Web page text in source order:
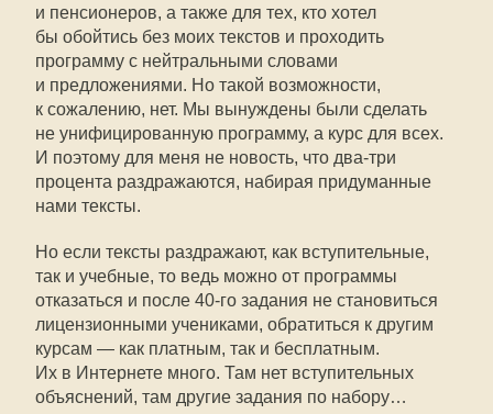
и пенсионеров, а также для тех, кто хотел
бы обойтись без моих текстов и проходить
программу с нейтральными словами
и предложениями. Но такой возможности,
к сожалению, нет. Мы вынуждены были сделать
не унифицированную программу, а курс для всех.
И поэтому для меня не новость, что два-три
процента раздражаются, набирая придуманные
нами тексты.
Но если тексты раздражают, как вступительные,
так и учебные, то ведь можно от программы
отказаться и после 40-го задания не становиться
лицензионными учениками, обратиться к другим
курсам — как платным, так и бесплатным.
Их в Интернете много. Там нет вступительных
объяснений, там другие задания по набору…